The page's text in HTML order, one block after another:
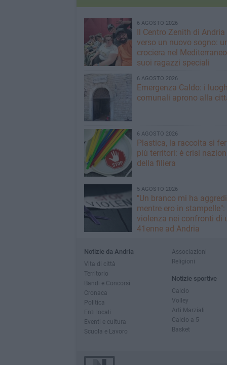
6 AGOSTO 2026
Il Centro Zenith di
verso un nuovo sogno:
crociera nel
suoi ragazzi speciali
6 AGOSTO 2026
Emergenza Caldo: i
comunali aprono alla
6 AGOSTO 2026
Plastica, la raccolta si
più territori: è crisi
della filiera
5 AGOSTO 2026
"Un branco mi ha
mentre ero in stampelle":
violenza nei confronti di
41enne ad Andria
Notizie da Andria
Vita di città
Territorio
Bandi e Concorsi
Cronaca
Politica
Enti locali
Eventi e cultura
Scuola e Lavoro
Associazioni
Religioni
Notizie sportive
Calcio
Volley
Arti Marziali
Calcio a 5
Basket